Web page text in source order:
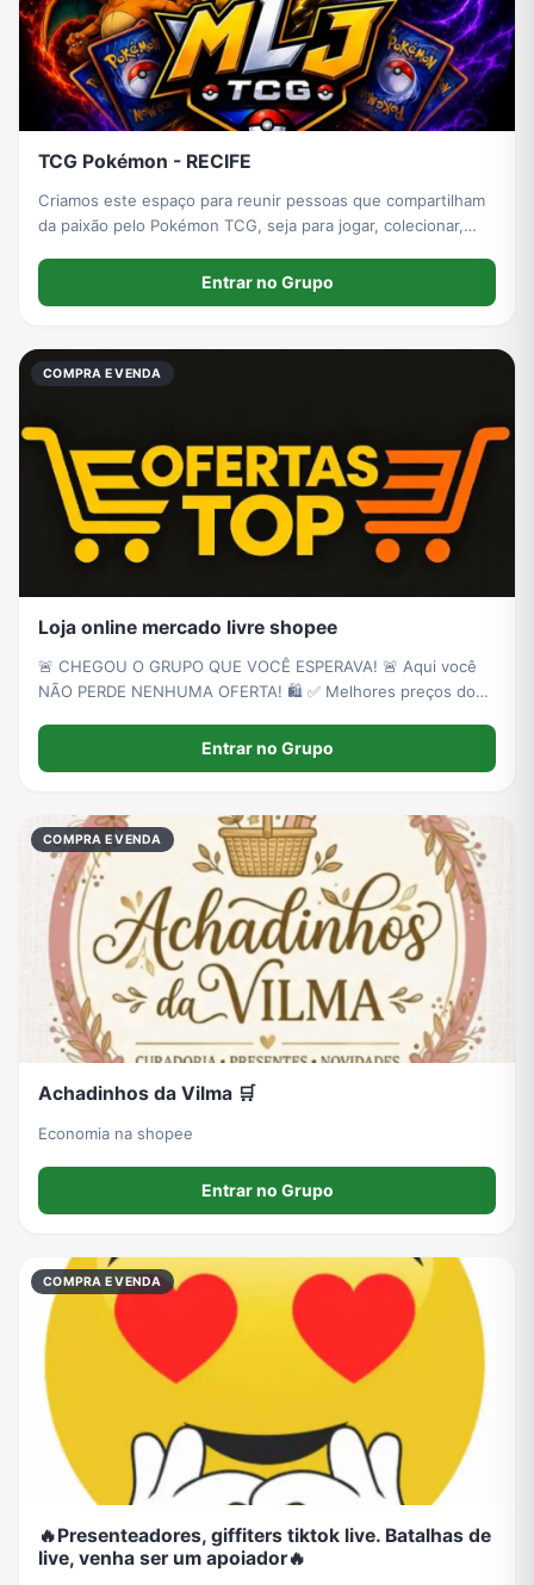
TCG Pokémon - RECIFE
Criamos este espaço para reunir pessoas que compartilham
da paixão pelo Pokémon TCG, seja para jogar, colecionar,
Entrar no Grupo
COMPRA E VENDA
Loja online mercado livre shopee
🚨 CHEGOU O GRUPO QUE VOCÊ ESPERAVA! 🚨 Aqui você
NÃO PERDE NENHUMA OFERTA! 🛍️ ✅ Melhores preços do
✅ Muita promoção, desconto e até frete GRÁTIS ✅ Novas
ofertas TODOS OS DIAS!
Entrar no Grupo
COMPRA E VENDA
Achadinhos da Vilma 🛒
Economia na shopee
Entrar no Grupo
COMPRA E VENDA
🔥Presenteadores, giffiters tiktok live. Batalhas de
live, venha ser um apoiador🔥